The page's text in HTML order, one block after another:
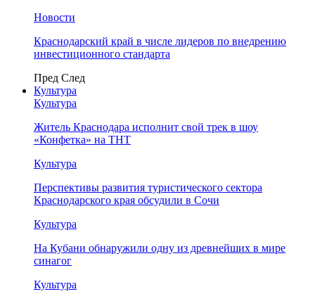
Новости
Краснодарский край в числе лидеров по внедрению
инвестиционного стандарта
Пред След
Культура
Культура
Житель Краснодара исполнит свой трек в шоу
«Конфетка» на ТНТ
Культура
Перспективы развития туристического сектора
Краснодарского края обсудили в Сочи
Культура
На Кубани обнаружили одну из древнейших в мире
синагог
Культура